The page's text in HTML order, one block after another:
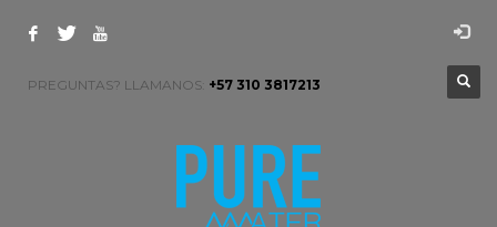
PREGUNTAS? LLAMANOS: +57 310 3817213